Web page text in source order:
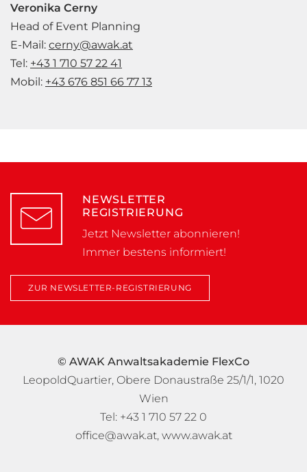
Veronika Cerny
Head of Event Planning
E-Mail: cerny@awak.at
Tel: +43 1 710 57 22 41
Mobil: +43 676 851 66 77 13
NEWSLETTER
REGISTRIERUNG
Jetzt Newsletter abonnieren!
Immer bestens informiert!
ZUR NEWSLETTER-REGISTRIERUNG
© AWAK Anwaltsakademie FlexCo
LeopoldQuartier, Obere Donaustraße 25/1/1, 1020
Wien
Tel: +43 1 710 57 22 0
office@awak.at, www.awak.at